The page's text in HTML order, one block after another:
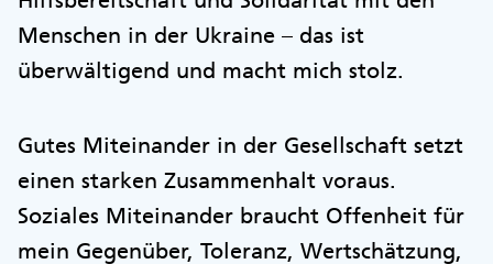
Menschen in der Ukraine – das ist
überwältigend und macht mich stolz.
Gutes Miteinander in der Gesellschaft setzt
einen starken Zusammenhalt voraus.
Soziales Miteinander braucht Offenheit für
mein Gegenüber, Toleranz, Wertschätzung,